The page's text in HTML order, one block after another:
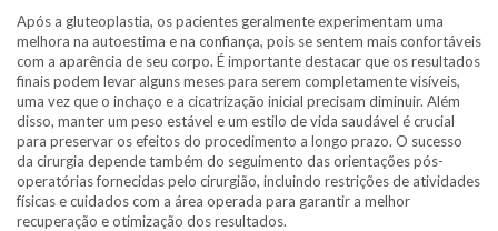
Após a gluteoplastia, os pacientes geralmente experimentam uma
melhora na autoestima e na confiança, pois se sentem mais confortáveis
com a aparência de seu corpo. É importante destacar que os resultados
finais podem levar alguns meses para serem completamente visíveis,
uma vez que o inchaço e a cicatrização inicial precisam diminuir. Além
disso, manter um peso estável e um estilo de vida saudável é crucial
para preservar os efeitos do procedimento a longo prazo. O sucesso
da cirurgia depende também do seguimento das orientações pós-
operatórias fornecidas pelo cirurgião, incluindo restrições de atividades
físicas e cuidados com a área operada para garantir a melhor
recuperação e otimização dos resultados.